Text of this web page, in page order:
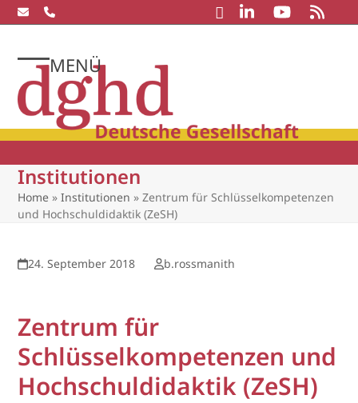
Skip
to
MENÜ
Open
mobile
menu
Close
mobile
menu
Institutionen
Home »Institutionen »Zentrum für Schlüsselkompetenzen
und Hochschuldidaktik (ZeSH)
24. September 2018 b.rossmanith
Zentrum für
Schlüsselkompetenzen und
Hochschuldidaktik (ZeSH)